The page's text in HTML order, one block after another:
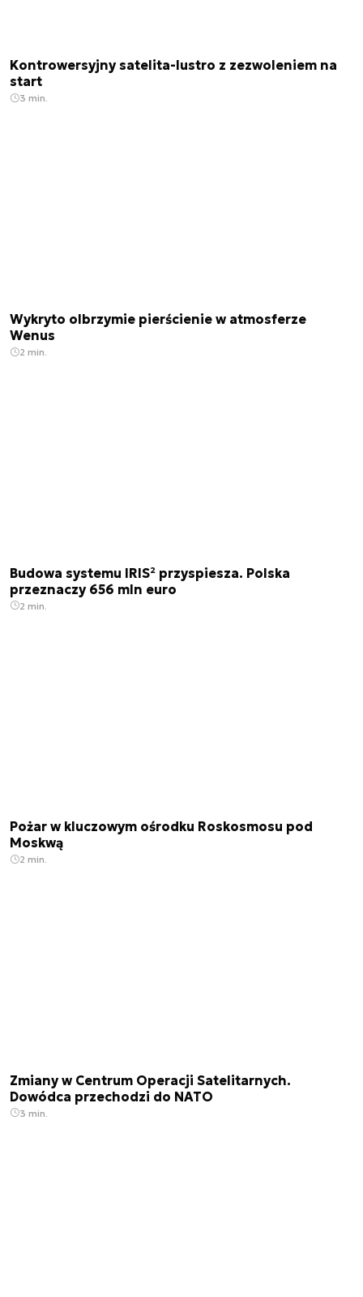
Kontrowersyjny satelita-lustro z zezwoleniem na
start
3 min.
Wykryto olbrzymie pierścienie w atmosferze
Wenus
2 min.
Budowa systemu IRIS² przyspiesza. Polska
przeznaczy 656 mln euro
2 min.
Pożar w kluczowym ośrodku Roskosmosu pod
Moskwą
2 min.
Zmiany w Centrum Operacji Satelitarnych.
Dowódca przechodzi do NATO
3 min.